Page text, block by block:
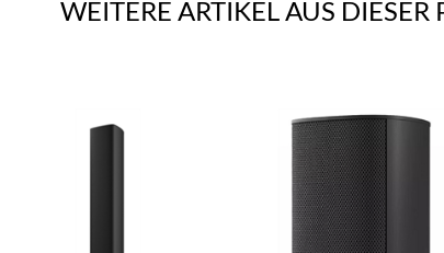
WEITERE ARTIKEL AUS